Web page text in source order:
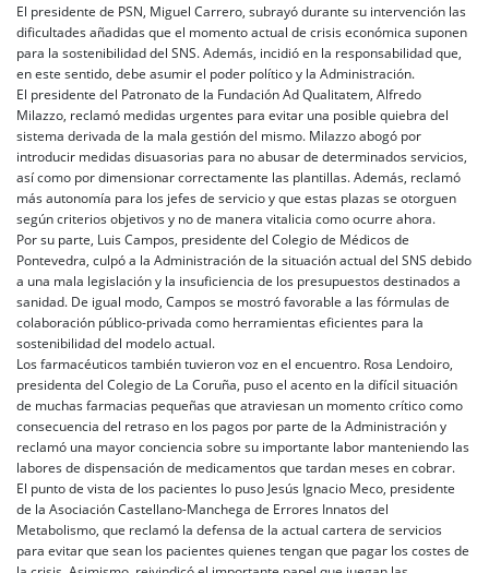
El presidente de PSN, Miguel Carrero, subrayó durante su intervención las
dificultades añadidas que el momento actual de crisis económica suponen
para la sostenibilidad del SNS. Además, incidió en la responsabilidad que,
en este sentido, debe asumir el poder político y la Administración.
El presidente del Patronato de la Fundación Ad Qualitatem, Alfredo
Milazzo, reclamó medidas urgentes para evitar una posible quiebra del
sistema derivada de la mala gestión del mismo. Milazzo abogó por
introducir medidas disuasorias para no abusar de determinados servicios,
así como por dimensionar correctamente las plantillas. Además, reclamó
más autonomía para los jefes de servicio y que estas plazas se otorguen
según criterios objetivos y no de manera vitalicia como ocurre ahora.
Por su parte, Luis Campos, presidente del Colegio de Médicos de
Pontevedra, culpó a la Administración de la situación actual del SNS debido
a una mala legislación y la insuficiencia de los presupuestos destinados a
sanidad. De igual modo, Campos se mostró favorable a las fórmulas de
colaboración público-privada como herramientas eficientes para la
sostenibilidad del modelo actual.
Los farmacéuticos también tuvieron voz en el encuentro. Rosa Lendoiro,
presidenta del Colegio de La Coruña, puso el acento en la difícil situación
de muchas farmacias pequeñas que atraviesan un momento crítico como
consecuencia del retraso en los pagos por parte de la Administración y
reclamó una mayor conciencia sobre su importante labor manteniendo las
labores de dispensación de medicamentos que tardan meses en cobrar.
El punto de vista de los pacientes lo puso Jesús Ignacio Meco, presidente
de la Asociación Castellano-Manchega de Errores Innatos del
Metabolismo, que reclamó la defensa de la actual cartera de servicios
para evitar que sean los pacientes quienes tengan que pagar los costes de